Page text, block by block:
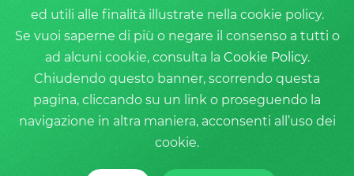
ed utili alle finalità illustrate nella cookie policy.
Se vuoi saperne di più o negare il consenso a tutti o
ad alcuni cookie, consulta la Cookie Policy.
Chiudendo questo banner, scorrendo questa
pagina, cliccando su un link o proseguendo la
navigazione in altra maniera, acconsenti all’uso dei
cookie.
ISCRIVITI
Cookie Policy